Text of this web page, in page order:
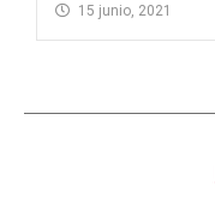
15 junio, 2021